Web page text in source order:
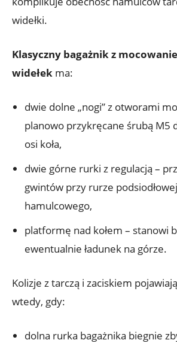
widełki.
Klasyczny bagażnik z
widełek ma:
dwie dolne „nogi” z otworami
planowo przykręcane śrubą M5
osi koła,
dwie górne rurki z regulacją –
gwintów przy rurze
hamulcowego,
platformę nad kołem – stanowi
ewentualnie ładunek na górze.
Kolizje z tarczą i zaciskiem
wtedy, gdy:
dolna rurka bagażnika biegnie